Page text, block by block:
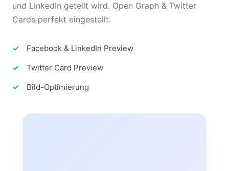
und LinkedIn geteilt wird. Open Graph & Twitter
Cards perfekt eingestellt.
Facebook & LinkedIn Preview
Twitter Card Preview
Bild-Optimierung